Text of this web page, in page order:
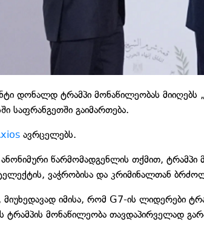
დონალდ ტრამპი მონაწილეობას
საფრანგეთში გაიმართება.
ავრცელებს.
წარმომადგენლის თქმით, ტრამპი
ვაჭრობისა და კრიმინალთან
მიუხედავად იმისა, რომ G7-ის ლიდერები
ტრამპის მონაწილეობა თავდაპირველად